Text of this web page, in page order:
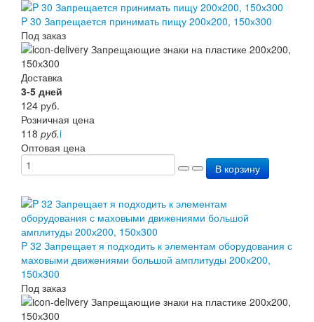
P 30 Запрещается принимать пищу 200х200, 150х300
Под заказ
Доставка
3-5 дней
124 руб.
Розничная цена
118 руб.i
Оптовая цена
В корзину
P 32 Запрещает я подходить к элементам оборудования с
маховыми движениями большой амплитуды 200х200,
150х300
Под заказ